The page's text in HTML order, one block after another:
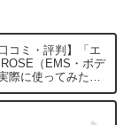
コミ・評判】「エ
（EMS・ボデ
際に使ってみた正